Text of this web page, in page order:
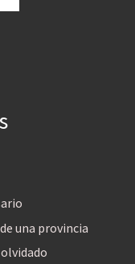
una provincia